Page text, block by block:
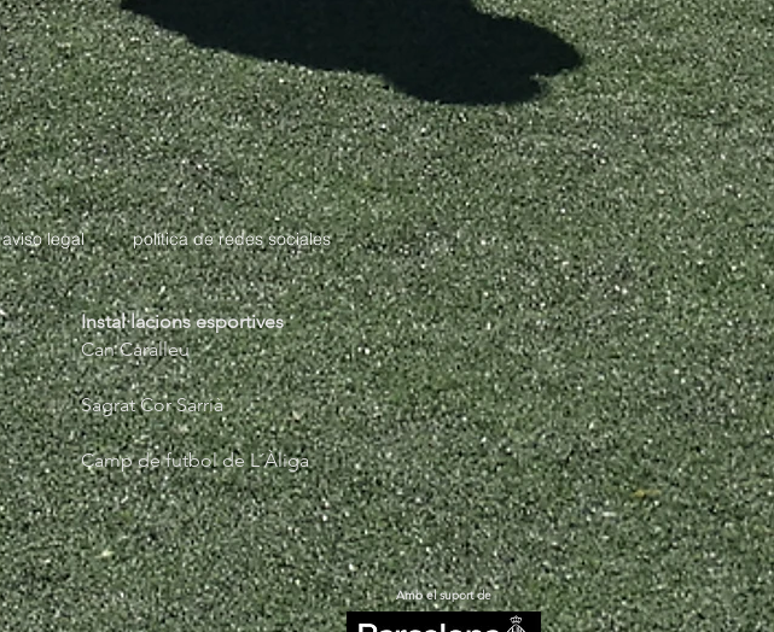
aviso legal política de redes sociales
Instal·lacions esportives
Can Caralleu
Sagrat Cor Sarrià
Camp de futbol de L´Àliga
Amb el suport de